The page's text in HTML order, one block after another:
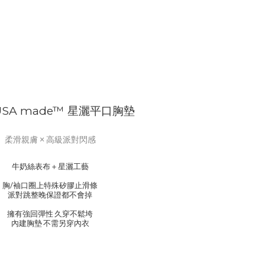
made™ 星灑平口胸墊
柔滑親膚 × 高級派對閃感
牛奶絲表布＋星灑工藝
胸/袖口圈上特殊矽膠止滑條
派對跳整晚保證都不會掉
擁有強回彈性 久穿不鬆垮
內建胸墊 不需另穿內衣